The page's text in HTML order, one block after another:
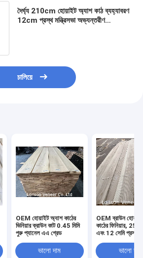
দৈর্ঘ্য 210cm হোয়াইট অ্যাশ কাঠ ব্যহ্যাবরণ
12cm প্রস্থ মন্ত্রিসভা অভ্যন্তরীণ
চালিয়ে
OEM হোয়াইট অ্যাশ কাঠের
ভিনিয়ার ক্রাউন কাট 0.45 মিমি
পুরু প্যানেল এএ গ্রেড
ভালো দাম
OEM ব্রাউন
কাঠের ফিনিয়ার, 250
এবং 12 সেমি প্রস্থ,
ভালো দাম